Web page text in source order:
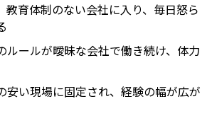
教育体制のない会社に入り、毎日怒ら
ルールが曖昧な会社で働き続け、体力
安い現場に固定され、経験の幅が広が